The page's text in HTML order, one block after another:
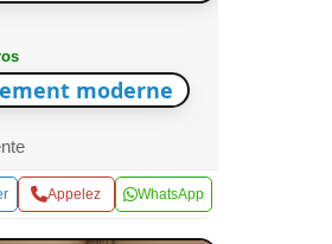
moderne
Appelez WhatsApp